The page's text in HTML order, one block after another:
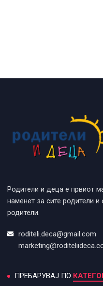
Родители и деца е првиот
наменет за сите родители
родители.
roditeli.deca@gmail.com
ПРЕБАРУВАЈ ПО